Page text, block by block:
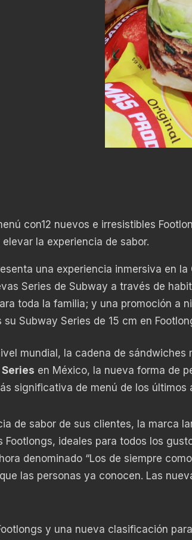
con12 nuevos e irresistibles
la experiencia de sabor.
una experiencia inmersiva en la
Series de Subway a través de
toda la familia; y una promoción a
Subway Series de 15 cm en
mundial, la cadena de sándwiches
en México, la nueva forma de
significativa de menú de los últimos
de sabor de sus clientes, la marca
Footlongs, ideales para todos los
denominado “Los de siempre
las personas ya conocen. Las
y una nueva clasificación